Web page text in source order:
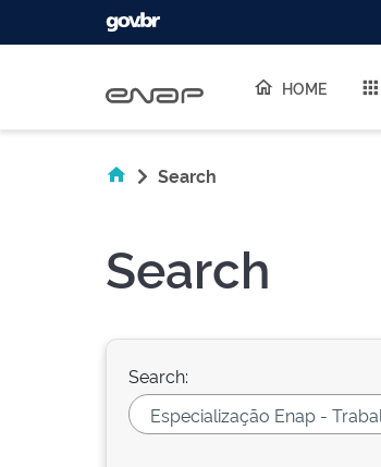
HOME
Search
Search
Search: